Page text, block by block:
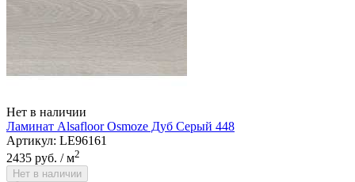
Нет в наличии
Ламинат Alsafloor Osmoze Дуб Серый 448
Артикул: LE96161
2435 руб. / м2
Нет в наличии